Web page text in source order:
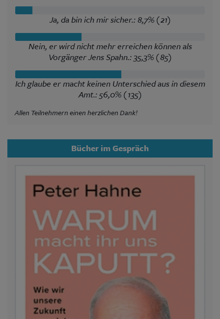
Ja, da bin ich mir sicher.: 8,7% (21)
Nein, er wird nicht mehr erreichen können als
Vorgänger Jens Spahn.: 35,3% (85)
Ich glaube er macht keinen Unterschied aus in diesem
Amt.: 56,0% (135)
Allen Teilnehmern einen herzlichen Dank!
Bücher im Gespräch